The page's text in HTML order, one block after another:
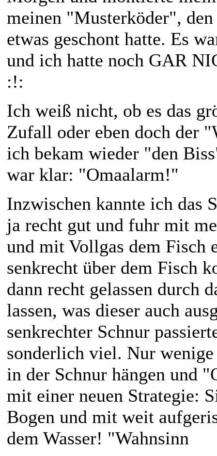
meinen "Musterköder",
etwas geschont hatte. Es
und ich hatte noch GAR
:!:
Ich weiß nicht, ob es das
Zufall oder eben doch der
ich bekam wieder "den
war klar: "Omaalarm!"
Inzwischen kannte ich das
ja recht gut und fuhr mit
und mit Vollgas dem Fisch
senkrecht über dem Fisch
dann recht gelassen durch
lassen, was dieser auch
senkrechter Schnur
sonderlich viel. Nur
in der Schnur hängen und
mit einer neuen Strategie:
Bogen und mit weit
dem Wasser! "Wahnsinn